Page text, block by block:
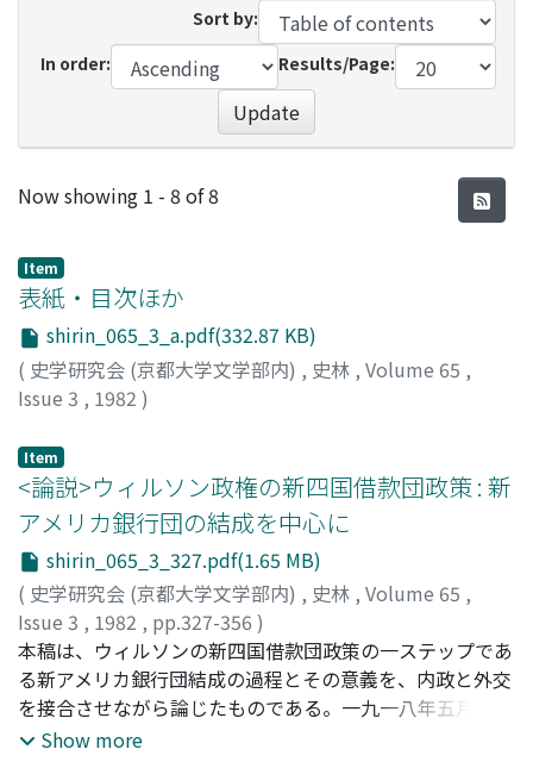
Sort by:
In order:
Results/Page:
Update
Recent Submissions
Now showing 1 - 8 of 8
Item
表紙・目次ほか
shirin_065_3_a.pdf(332.87 KB)
( 史学研究会 (京都大学文学部内) , 史林 , Volume 65 ,
Issue 3 , 1982 )
Item
<論説>ウィルソン政権の新四国借款団政策 : 新
アメリカ銀行団の結成を中心に
shirin_065_3_327.pdf(1.65 MB)
( 史学研究会 (京都大学文学部内) , 史林 , Volume 65 ,
Issue 3 , 1982 , pp.327-356 )
松田, 武 Matsuda, Takeshi;マツダ, タケシ
本稿は、ウィルソンの新四国借款団政策の一ステップであ
る新アメリカ銀行団結成の過程とその意義を、内政と外交
を接合させながら論じたものである。一九一八年五月、日
本と中国の「煙酒借款」交渉を契機に、積極的に政府に働
Show more